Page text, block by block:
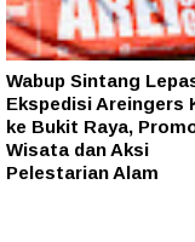
Wabup Sintang
Ekspedisi Areingers
ke Bukit Raya,
Wisata dan Aksi
Pelestarian Alam